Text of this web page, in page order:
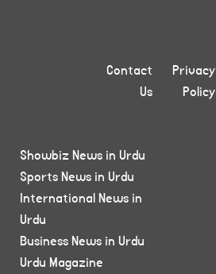
Privacy
Policy
Contact
Us
Showbiz News in Urdu
Sports News in Urdu
International News in
Urdu
Business News in Urdu
Urdu Magazine